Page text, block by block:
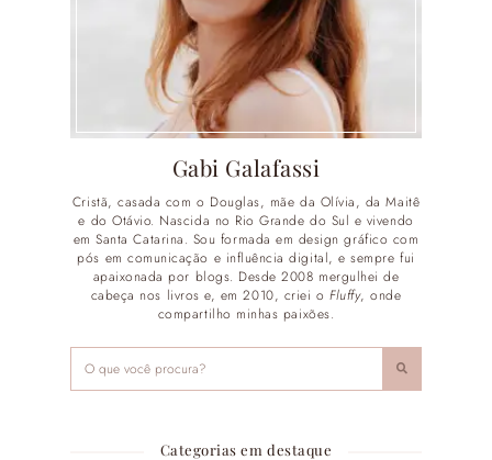
Gabi Galafassi
Cristã, casada com o Douglas, mãe da Olívia, da Maitê
e do Otávio. Nascida no Rio Grande do Sul e vivendo
em Santa Catarina. Sou formada em design gráfico com
pós em comunicação e influência digital, e sempre fui
apaixonada por blogs. Desde 2008 mergulhei de
cabeça nos livros e, em 2010, criei o Fluffy, onde
compartilho minhas paixões.
Categorias em destaque